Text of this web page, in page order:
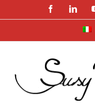
to
Facebook